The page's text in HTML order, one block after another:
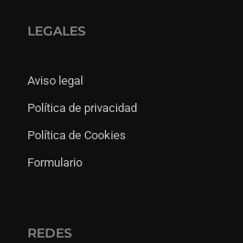
LEGALES
Aviso legal
Política de privacidad
Política de Cookies
Formulario
REDES